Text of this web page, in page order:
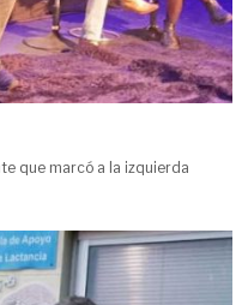
que marcó a la izquierda